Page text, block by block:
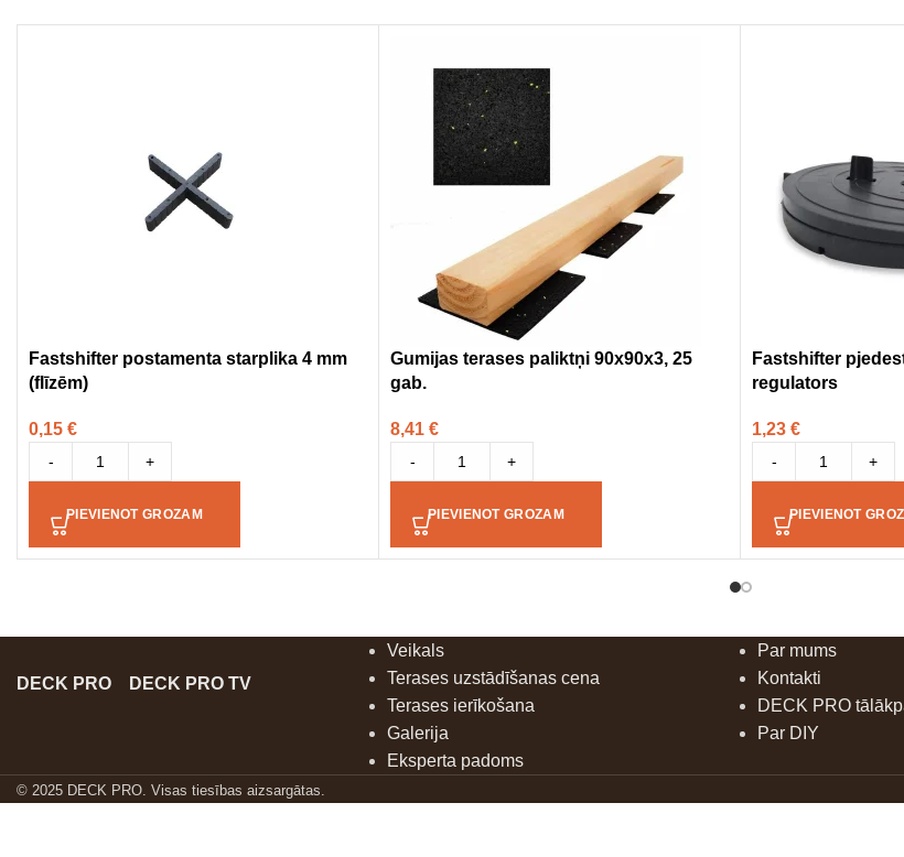
Fastshifter postamenta starplika 4 mm
(flīzēm)
0,15 €
- +
PIEVIENOT GROZAM
Gumijas terases paliktņi 90x90x3, 25
gab.
8,41 €
- +
PIEVIENOT GROZAM
Fastshifter
regulators
1,23 €
- +
PIEVIENOT
DECK PRO DECK PRO TV
Veikals
Terases uzstādīšanas cena
Terases ierīkošana
Galerija
Eksperta padoms
Par mums
Kontakti
DECK PRO
Par DIY
© 2025 DECK PRO. Visas tiesības aizsargātas.